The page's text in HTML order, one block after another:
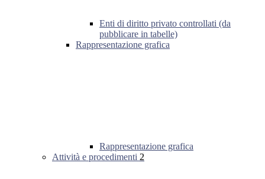
Enti di diritto privato controllati (da
pubblicare in tabelle)
Rappresentazione grafica
Rappresentazione grafica
Attività e procedimenti 2